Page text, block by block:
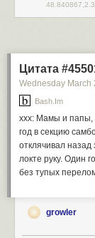
Цитата
Wednesday March
Bash.im
xxx: Мамы и папы,
год в секцию
отклячивал
локте руку. Один
без тупых
growler